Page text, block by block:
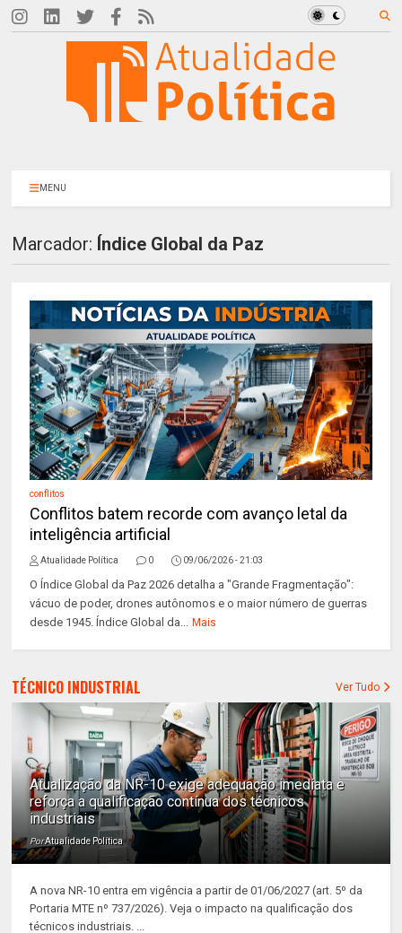
MENU
Marcador: Índice Global da Paz
conflitos
Conflitos batem recorde com avanço letal da
inteligência artificial
Atualidade Política 0 09/06/2026 - 21:03
O Índice Global da Paz 2026 detalha a "Grande Fragmentação":
vácuo de poder, drones autônomos e o maior número de guerras
desde 1945. Índice Global da... Mais
TÉCNICO INDUSTRIAL Ver Tudo
Atualização da NR-10 exige adequação imediata e
reforça a qualificação contínua dos técnicos
industriais
PorAtualidade Política
A nova NR-10 entra em vigência a partir de 01/06/2027 (art. 5º da
Portaria MTE nº 737/2026). Veja o impacto na qualificação dos
técnicos industriais. ...